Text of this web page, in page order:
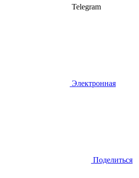
Telegram
Электронная
Поделиться